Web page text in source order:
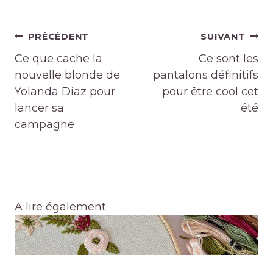
Navigation
de
l’article
PRÉCÉDENT
Ce que cache la
nouvelle blonde de
Yolanda Díaz pour
lancer sa
campagne
SUIVANT
Ce sont les
pantalons définitifs
pour être cool cet
été
A lire également